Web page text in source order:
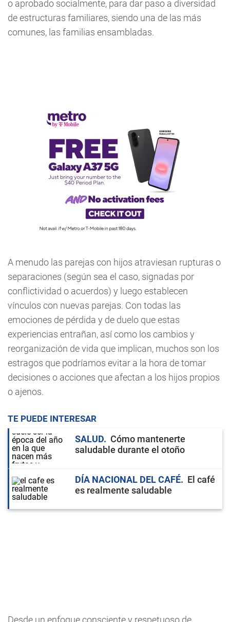
o aprobado socialmente, para dar paso a diversidad
de estructuras familiares, siendo una de las más
comunes, las familias ensambladas.
A menudo las parejas con hijos atraviesan rupturas o
separaciones (según sea el caso, signadas por
conflictividad o acuerdos) y luego establecen
vínculos con nuevas parejas. Con todas las
emociones de pérdida y de duelo que estas
experiencias entrañan, así como los cambios y
reorganización de vida que implican, muchos son los
estragos que podríamos evitar a la hora de tomar
decisiones o acciones que afectan a los hijos propios
o ajenos.
TE PUEDE INTERESAR
SALUD
Cómo mantenerte
saludable durante el otoño
DÍA NACIONAL DEL CAFÉ
El café
es realmente saludable
Desde un enfoque consciente y respetuoso de